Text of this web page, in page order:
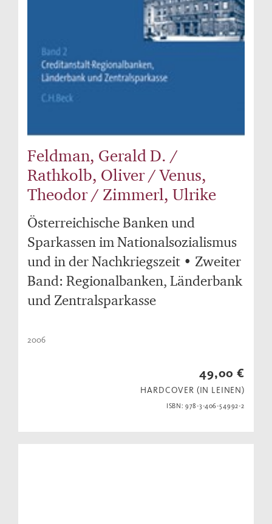
Feldman, Gerald D. /
Rathkolb, Oliver / Venus,
Theodor / Zimmerl, Ulrike
Österreichische Banken und
Sparkassen im Nationalsozialismus
und in der Nachkriegszeit • Zweiter
Band: Regionalbanken, Länderbank
und Zentralsparkasse
2006
49,00 €
HARDCOVER (IN LEINEN)
ISBN: 978-3-406-54992-2